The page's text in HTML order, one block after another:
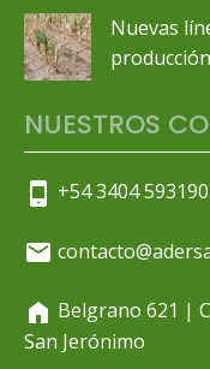
Nuevas
producción
NUESTROS
+54 3404 593190
Belgrano 621 |
San Jerónimo